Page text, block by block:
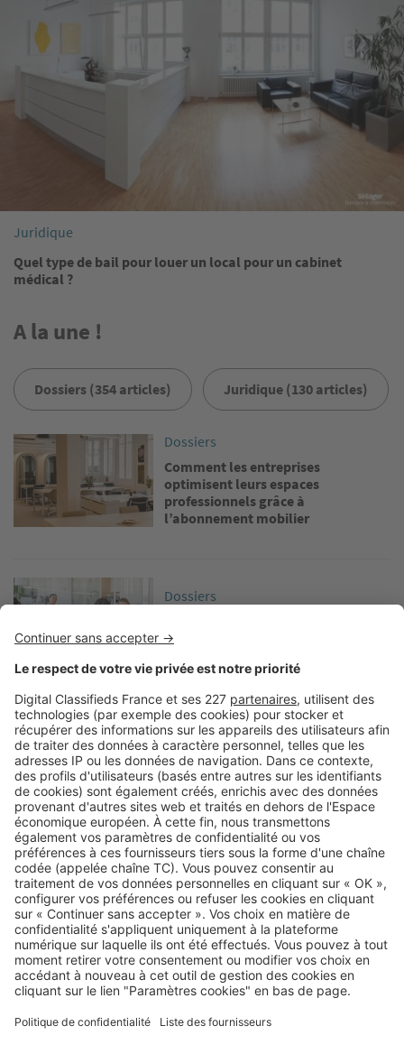
Juridique
Quel type de bail pour louer un local pour un cabinet
médical ?
A la une !
Dossiers (354 articles) Juridique (130 articles)
Image
Dossiers
Comment les entreprises
optimisent leurs espaces
professionnels grâce à
l’abonnement mobilier
Image
Dossiers
bien-être en entreprise
Image
Dossiers
Comment optimiser l’espace dans
des bureaux de petite surface ?
Image
Dossiers
Rénover un local commercial :
coûts, autorisations, pièges à éviter
Image
Dossiers
Pourquoi (et comment) intégrer
plus de végétalisation dans vos